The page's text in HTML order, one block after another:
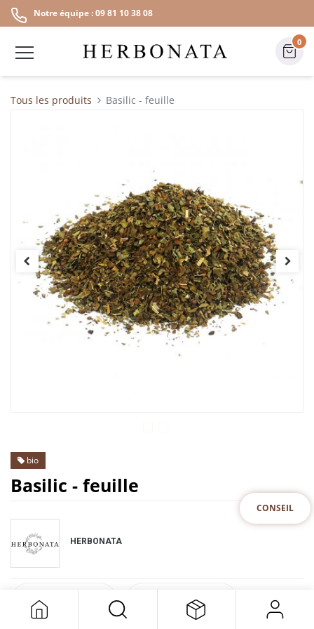
Notre équipe : 09 81 10 38 08
0
CONSEIL
Tous les produits Basilic - feuille
bio
Basilic - feuille
HERBONATA
DESCRIPTION SPECIFICATION